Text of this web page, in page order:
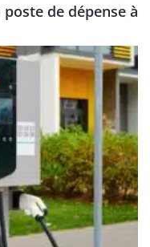
de dépense à